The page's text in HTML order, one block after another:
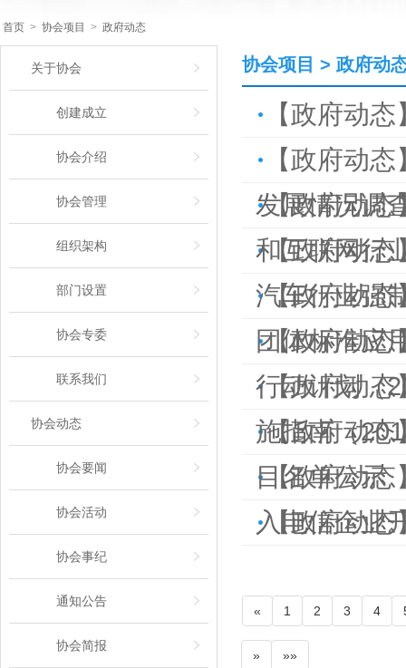
首页 > 协会项目 > 政府动态
关于协会
创建成立
协会介绍
协会管理
组织架构
部门设置
协会专委
联系我们
协会动态
协会要闻
协会活动
协会事纪
通知公告
协会简报
协会项目 > 政府动
【政府动
【政府动
发展情况调
【政府动态
和互联网行
【政府动态
汽车行业强
【政府动态
团体标准应
【政府动态
行动计划（
【政府动态
施指南（
【政府动态
目名单公示
【政府动态
入电信企业
【政府动态
« 1 2 3 4
» »»